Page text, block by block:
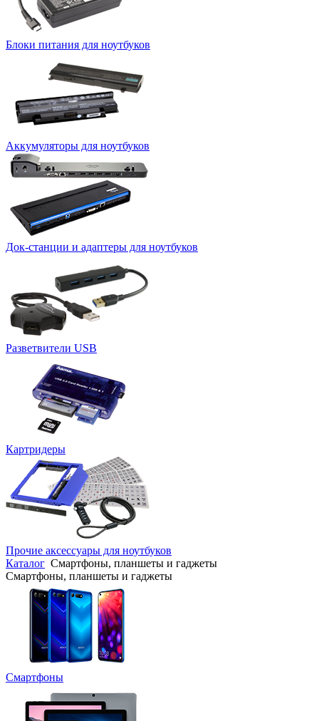
Блоки питания для ноутбуков
Аккумуляторы для ноутбуков
Док-станции и адаптеры для ноутбуков
Разветвители USB
Картридеры
Прочие аксессуары для ноутбуков
Каталог Смартфоны, планшеты и гаджеты
Смартфоны, планшеты и гаджеты
Смартфоны